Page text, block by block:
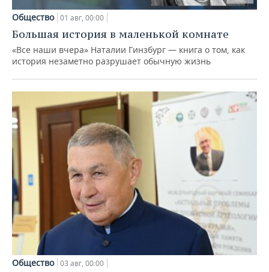
Общество 01 авг, 00:00
Большая история в маленькой комнате
«Все наши вчера» Наталии Гинзбург — книга о том, как
история незаметно разрушает обычную жизнь
Общество 03 авг, 00:00